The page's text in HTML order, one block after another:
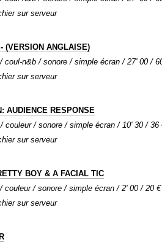
sur serveur
(VERSION ANGLAISE)
coul-n&b / sonore / simple écran / 27' 00 /
sur serveur
AUDIENCE RESPONSE
couleur / sonore / simple écran / 10' 30 / 36
sur serveur
BOY & A FACIAL TIC
couleur / sonore / simple écran / 2' 00 / 20 €
sur serveur